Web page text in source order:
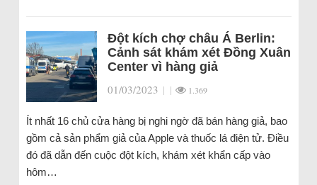
Đột kích chợ châu Á Berlin:
Cảnh sát khám xét Đồng Xuân
Center vì hàng giả
01/03/2023 | | 1.369
Ít nhất 16 chủ cửa hàng bị nghi ngờ đã bán hàng giả, bao
gồm cả sản phẩm giả của Apple và thuốc lá điện tử. Điều
đó đã dẫn đến cuộc đột kích, khám xét khẩn cấp vào
hôm…